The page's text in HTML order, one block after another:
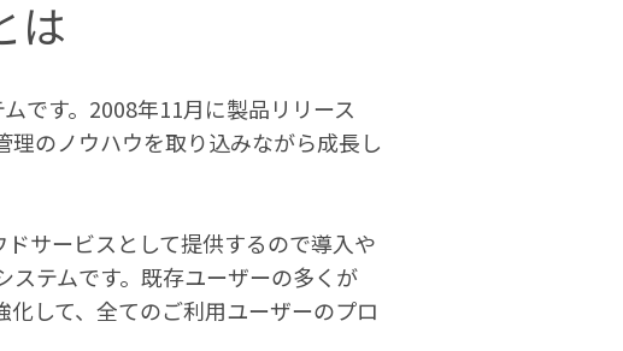
は
です。2008年11月に製品リリース
のノウハウを取り込みながら成長し
サービスとして提供するので導入や
テムです。既存ユーザーの多くが
して、全てのご利用ユーザーのプロ